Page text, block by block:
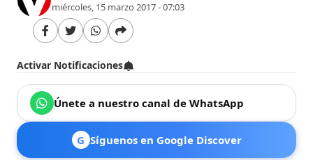
miércoles, 15 marzo 2017 - 07:03
Activar Notificaciones
Únete a nuestro canal de WhatsApp
G Síguenos en Google Discover